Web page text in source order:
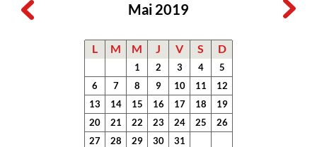
Mai 2019
L M M J V S D
1 2 3 4
5
6
7 8 9 10 11
12
13
14 15 16 17 18
19
20
21 22 23 24 25
26
27
28 29 30 31